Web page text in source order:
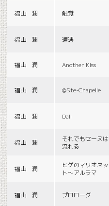
福山 潤 触覚
福山 潤 遭遇
福山 潤 Another Kiss
福山 潤 @Ste-Chapelle
福山 潤 Dali
福山 潤
それでもセーヌは
流れる
福山 潤
ヒゲのマリオネッ
ト〜アルラマ
福山 潤 プロローグ